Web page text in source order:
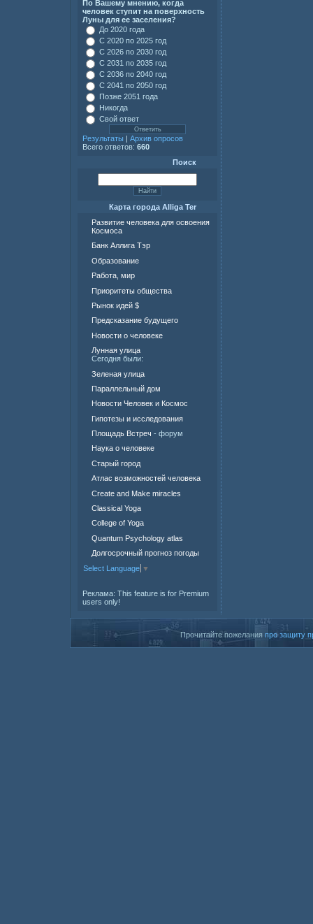
По Вашему мнению, когда
человек ступит на поверхность
Луны для ее заселения?
До 2020 года
С 2020 по 2025 год
С 2026 по 2030 год
С 2031 по 2035 год
С 2036 по 2040 год
С 2041 по 2050 год
Позже 2051 года
Никогда
Свой ответ
Результаты | Архив опросов
Всего ответов: 660
Поиск
Карта города Alliga Ter
Развитие человека для освоения
Космоса
Банк Аллига Тэр
Образование
Работа, мир
Приоритеты общества
Рынок идей $
Предсказание будущего
Новости о человеке
Лунная улица
Сегодня были:
Зеленая улица
Параллельный дом
Новости Человек и Космос
Гипотезы и исследования
Площадь Встреч - форум
Наука о человеке
Старый город
Атлас возможностей человека
Create and Make miracles
Classical Yoga
College of Yoga
Quantum Psychology atlas
Долгосрочный прогноз погоды
Select Language ▼
Реклама: This feature is for Premium
users only!
Прочитайте пожелания про защиту